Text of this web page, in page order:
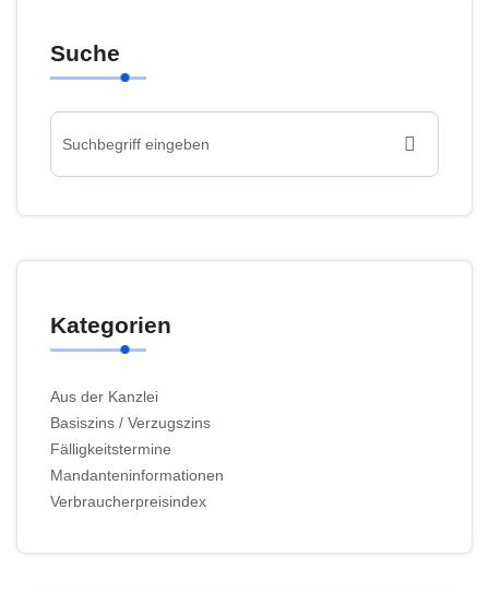
Suche
Kategorien
Aus der Kanzlei
Basiszins / Verzugszins
Fälligkeitstermine
Mandanteninformationen
Verbraucherpreisindex